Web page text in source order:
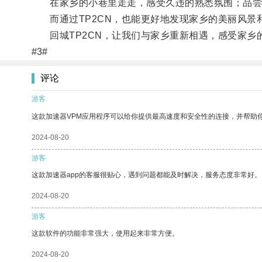
在家乡的小巷里走走，感受久违的熟悉氛围；品尝
而通过TP2CN，也能更好地发现家乡的美丽风景
回城TP2CN，让我们与家乡重新相遇，感受家乡
#3#
评论
游客
这款加速器VPM应用程序可以给你提供最高速度和安全性的连接，并帮助
2024-08-20
游客
这款加速器app的客服很贴心，遇到问题都能及时解决，服务态度非常好。
2024-08-20
游客
这款软件的功能非常强大，使用起来非常方便。
2024-08-20